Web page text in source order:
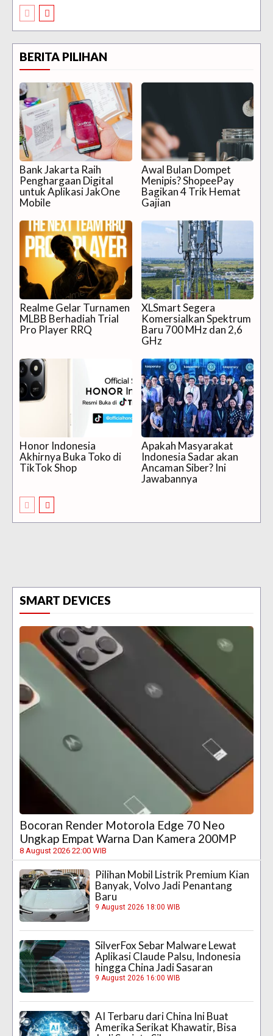
BERITA PILIHAN
Bank Jakarta Raih
Penghargaan Digital
untuk Aplikasi JakOne
Mobile
Awal Bulan Dompet
Menipis? ShopeePay
Bagikan 4 Trik Hemat
Gajian
Realme Gelar Turnamen
MLBB Berhadiah Trial
Pro Player RRQ
XLSmart Segera
Komersialkan Spektrum
Baru 700 MHz dan 2,6
GHz
Honor Indonesia
Akhirnya Buka Toko di
TikTok Shop
Apakah Masyarakat
Indonesia Sadar akan
Ancaman Siber? Ini
Jawabannya
SMART DEVICES
Bocoran Render Motorola Edge 70 Neo
Ungkap Empat Warna Dan Kamera 200MP
8 August 2026 22:00 WIB
Pilihan Mobil Listrik Premium Kian
Banyak, Volvo Jadi Penantang
Baru
9 August 2026 18:00 WIB
SilverFox Sebar Malware Lewat
Aplikasi Claude Palsu, Indonesia
hingga China Jadi Sasaran
9 August 2026 16:00 WIB
AI Terbaru dari China Ini Buat
Amerika Serikat Khawatir, Bisa